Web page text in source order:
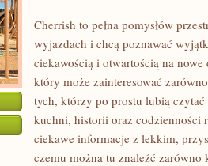
Cherrish to pełna pomysłów
wyjazdach i chcą poznawać
ciekawością i otwartością na
który może zainteresować
tych, którzy po prostu lubią
kuchni, historii oraz codzienności
ciekawe informacje z lekkim,
czemu można tu znaleźć